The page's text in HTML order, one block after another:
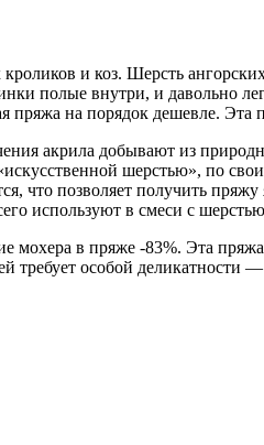
и коз. Шерсть
полые внутри, и давольно
на порядок дешевле. Эта
акрила добывают из
шерстью», по
что позволяет получить
используют в смеси с
мохера в пряже -83%. Эта
требует особой